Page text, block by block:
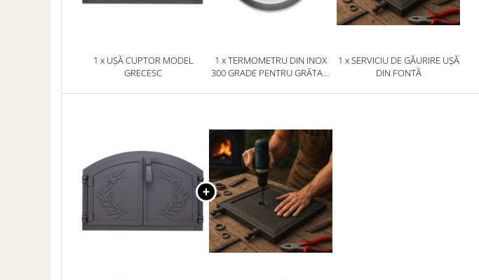
TRUSE SI ACCESORII PROFESIONALE
1 x UȘĂ CUPTOR MODEL
GRECESC
1 x TERMOMETRU DIN INOX
300 GRADE PENTRU GRĂTAR/
1 x SERVICIU DE GĂURIRE UȘĂ
DIN FONTĂ